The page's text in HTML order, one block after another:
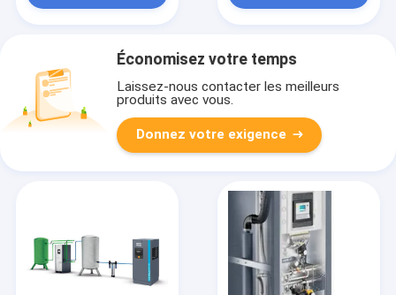
Économisez votre temps
Laissez-nous contacter les meilleurs
produits avec vous.
Donnez votre exigence